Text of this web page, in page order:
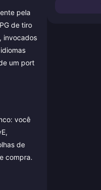
pela
de tiro
invocados
um port
você
de
compra.